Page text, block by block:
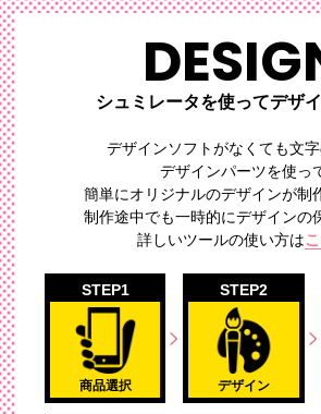
シュミレータを使ってデザ
デザインソフトがなくても文
デザインパーツを使っ
簡単にオリジナルのデザインが制
制作途中でも一時的にデザインの
詳しいツールの使い方は
STEP1
商品選択
STEP2
デザイン